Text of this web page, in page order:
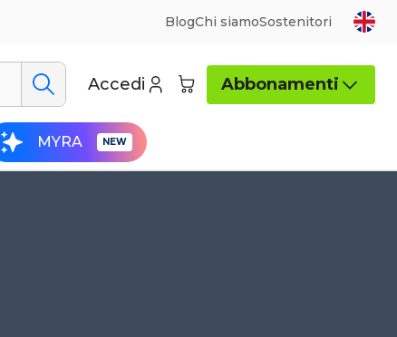
BlogChi siamoSostenitori
Accedi Abbonamenti
MYRA